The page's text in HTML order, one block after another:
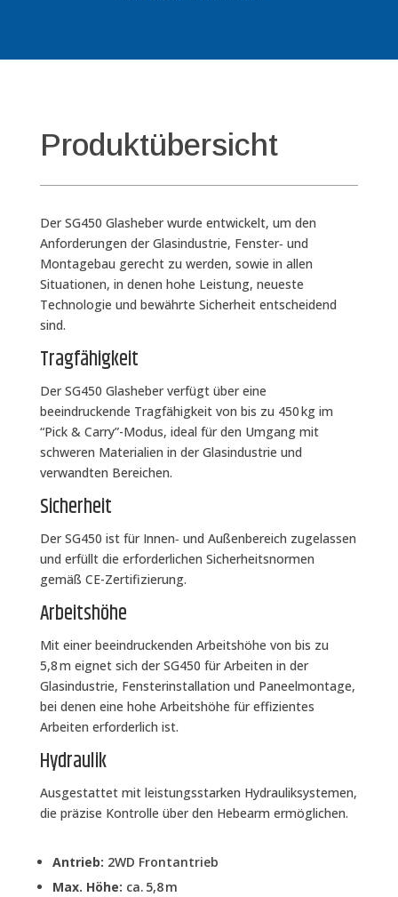
Produktübersicht
Der SG450 Glasheber wurde entwickelt, um den
Anforderungen der Glasindustrie, Fenster‑ und
Montagebau gerecht zu werden, sowie in allen
Situationen, in denen hohe Leistung, neueste
Technologie und bewährte Sicherheit entscheidend
sind.
Tragfähigkeit
Der SG450 Glasheber verfügt über eine
beeindruckende Tragfähigkeit von bis zu 450 kg im
“Pick & Carry”-Modus, ideal für den Umgang mit
schweren Materialien in der Glasindustrie und
verwandten Bereichen.
Sicherheit
Der SG450 ist für Innen‑ und Außenbereich zugelassen
und erfüllt die erforderlichen Sicherheitsnormen
gemäß CE-Zertifizierung.
Arbeitshöhe
Mit einer beeindruckenden Arbeitshöhe von bis zu
5,8 m eignet sich der SG450 für Arbeiten in der
Glasindustrie, Fensterinstallation und Paneelmontage,
bei denen eine hohe Arbeitshöhe für effizientes
Arbeiten erforderlich ist.
Hydraulik
Ausgestattet mit leistungsstarken Hydrauliksystemen,
die präzise Kontrolle über den Hebearm ermöglichen.
Antrieb: 2WD Frontantrieb
Max. Höhe: ca. 5,8 m